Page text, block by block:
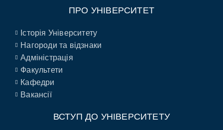
ПРО УНІВЕРСИТЕТ
Історія Університету
Нагороди та відзнаки
Адміністрація
Факультети
Кафедри
Вакансії
ВСТУП ДО УНІВЕРСИТЕТУ